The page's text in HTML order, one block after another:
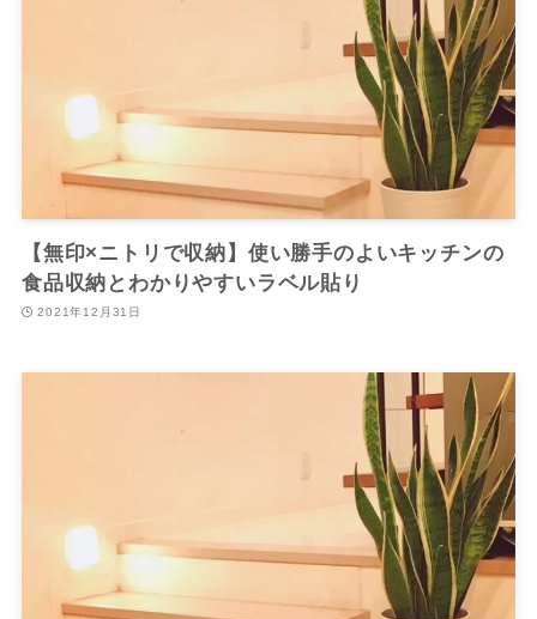
【無印×ニトリで収納】使い勝手のよいキッチンの
食品収納とわかりやすいラベル貼り
2021年12月31日